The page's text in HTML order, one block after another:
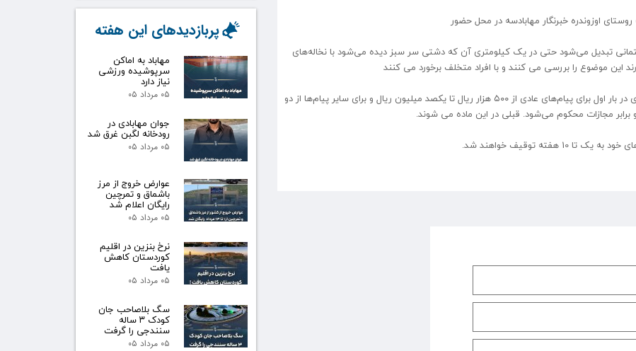
اوزوندره خبرنگار مهابادسه در محل حضور
تبدیل می‌شود حتی در یک کیلومتری آن که دشتی سر سبز دیده می‌شود با نخاله‌های
این موضوع را بررسی می کنند و با افراد متخلف برخورد می کنند
ماده ۱۶ قانون پیام: چشم متخلف به حکم قضایی به جزای نقدی در بار اول برای پیام‌های عادی از ۵۰۰ هزار ریال تا یکصد میلیون ریال و برای سایر پیام‌ها از دو
برابر مجازات محکوم می‌شود. قبلی در این ماده می شوند.
توقیف خواهند شد.
مهاباد به اماکن
سرپوشیده ورزشی
نیاز دارد
۰۵ مرداد ۰۵
جوان مهابادی در
رودخانه لگبن غرق شد
۰۵ مرداد ۰۵
عوارض خروج از مرز
باشماق و تمرچین
رایگان اعلام شد
۰۵ مرداد ۰۵
نرخ بنزین در اقلیم
کوردستان کاهش
یافت
۰۵ مرداد ۰۵
سگ بلاصاحب جان
کودک ۳ ساله
سنندجی را گرفت
۰۵ مرداد ۰۵
پربازدیدهای این هفته